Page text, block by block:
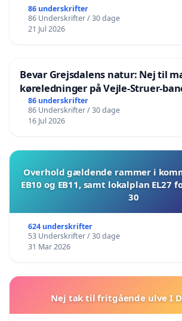
86 underskrifter
86 Underskrifter / 30 dage
21 Jul 2026
Bevar Grejsdalens natur: Nej til
køreledninger på Vejle-Struer-
86 underskrifter
86 Underskrifter / 30 dage
16 Jul 2026
Overhold gældende rammer i
EB10 og EB11, samt lokalplan EL27
30
624 underskrifter
53 Underskrifter / 30 dage
31 Mar 2026
Nej tak til fritgående ulve I